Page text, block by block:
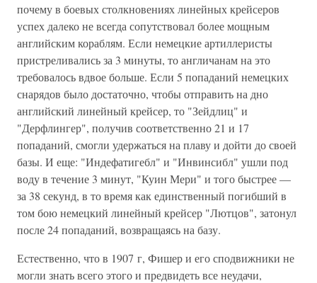
почему в боевых столкновениях линейных крейсеров
успех далеко не всегда сопутствовал более мощным
английским кораблям. Если немецкие артиллеристы
пристреливались за 3 минуты, то англичанам на это
требовалось вдвое больше. Если 5 попаданий немецких
снарядов было достаточно, чтобы отправить на дно
английский линейный крейсер, то "Зейдлиц" и
"Дерфлингер", получив соответственно 21 и 17
попаданий, смогли удержаться на плаву и дойти до своей
базы. И еще: "Индефатигебл" и "Инвинсибл" ушли под
воду в течение 3 минут, "Куин Мери" и того быстрее —
за 38 секунд, в то время как единственный погибший в
том бою немецкий линейный крейсер "Лютцов", затонул
после 24 попаданий, возвращаясь на базу.
Естественно, что в 1907 г, Фишер и его сподвижники не
могли знать всего этого и предвидеть все неудачи,